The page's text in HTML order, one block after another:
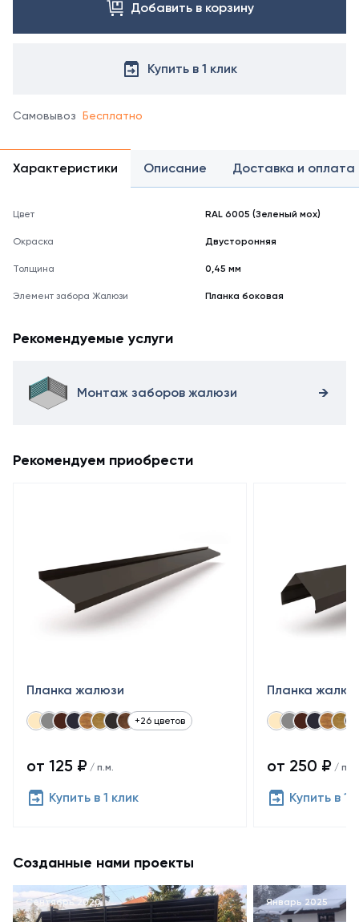
цветов
RAL
Добавить в корзину
Купить в 1 клик
Самовывоз Бесплатно
Характеристики Описание Доставка и оплата
Цвет RAL 6005 (Зеленый мох)
Окраска Двусторонняя
Толщина 0,45 мм
Элемент забора Жалюзи Планка боковая
Рекомендуемые услуги
Монтаж заборов жалюзи
Рекомендуем приобрести
Планка жалюзи
+26 цветов
от 125 ₽ / п.м.
Купить в 1 клик
Планка
от 250 ₽ / п.м.
Купить в 1
Созданные нами проекты
Сентябрь 2020 Январь 2025